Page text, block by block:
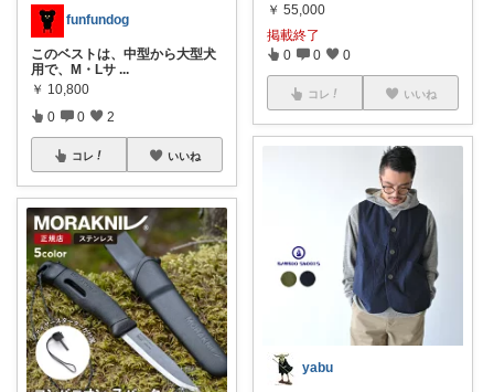
funfundog
このベストは、中型から大型犬
用で、M・Lサ ...
￥ 10,800
0 0 2
コレ いいね
￥ 55,000
掲載終了
0 0 0
コレ いいね
yabu